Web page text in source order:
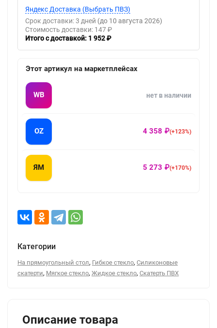
Яндекс Доставка (Выбрать ПВЗ)
Срок доставки: 3 дней (до 10 августа 2026)
Стоимость доставки: 147 ₽
Итого с доставкой: 1 952 ₽
Этот артикул на маркетплейсах
WB нет в наличии
OZ 4 358 ₽(+123%)
ЯМ 5 273 ₽(+170%)
Категории
На прямоугольный стол, Гибкое стекло, Силиконовые
скатерти, Мягкое стекло, Жидкое стекло, Скатерть ПВХ
Описание товара